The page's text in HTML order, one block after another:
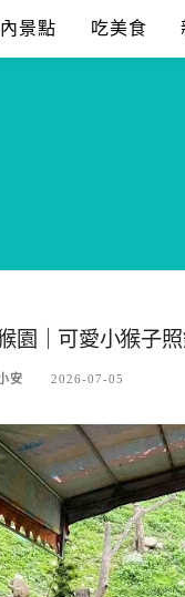
景點 吃美食
園｜可愛小猴子
安 2026-07-05